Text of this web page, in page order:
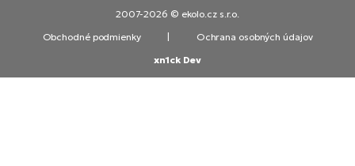
2007-2026 © ekolo.cz s.r.o.
Obchodné podmienky
Ochrana osobných údajov
xn1ck Dev